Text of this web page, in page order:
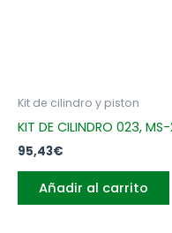
Kit de cilindro y piston
KIT DE CILINDRO 023,
95,43€
Añadir al carrito